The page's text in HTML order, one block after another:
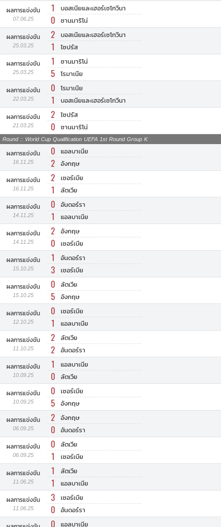
ผลการแข่งขัน
07.06.25
1 บอสเนียและเฮอร์เซโกวีนา
0 ซานมาริโน่
ผลการแข่งขัน
25.03.25
2 บอสเนียและเฮอร์เซโกวีนา
1 ไซปรัส
ผลการแข่งขัน
25.03.25
1 ซานมาริโน่
5 โรมาเนีย
ผลการแข่งขัน
22.03.25
0 โรมาเนีย
1 บอสเนียและเฮอร์เซโกวีนา
ผลการแข่งขัน
21.03.25
2 ไซปรัส
0 ซานมาริโน่
Round :: World Cup Qualification UEFA 1st Round Group K
ผลการแข่งขัน
16.11.25
0 แอลบาเนีย
2 อังกฤษ
ผลการแข่งขัน
16.11.25
2 เซอร์เบีย
1 ลัตเวีย
ผลการแข่งขัน
14.11.25
0 อันดอร์รา
1 แอลบาเนีย
ผลการแข่งขัน
14.11.25
2 อังกฤษ
0 เซอร์เบีย
ผลการแข่งขัน
15.10.25
1 อันดอร์รา
3 เซอร์เบีย
ผลการแข่งขัน
15.10.25
0 ลัตเวีย
5 อังกฤษ
ผลการแข่งขัน
12.10.25
0 เซอร์เบีย
1 แอลบาเนีย
ผลการแข่งขัน
11.10.25
2 ลัตเวีย
2 อันดอร์รา
ผลการแข่งขัน
10.09.25
1 แอลบาเนีย
0 ลัตเวีย
ผลการแข่งขัน
10.09.25
0 เซอร์เบีย
5 อังกฤษ
ผลการแข่งขัน
06.09.25
2 อังกฤษ
0 อันดอร์รา
ผลการแข่งขัน
06.09.25
0 ลัตเวีย
1 เซอร์เบีย
ผลการแข่งขัน
11.06.25
1 ลัตเวีย
1 แอลบาเนีย
ผลการแข่งขัน
11.06.25
3 เซอร์เบีย
0 อันดอร์รา
0 แอลบาเนีย